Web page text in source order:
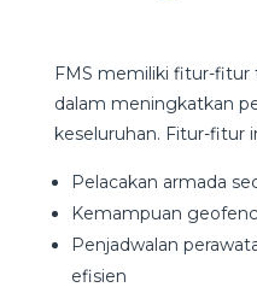
FMS memiliki fitur-
dalam meningkatkan
keseluruhan. Fitur-fitur
Pelacakan armada
Kemampuan
Penjadwalan
efisien